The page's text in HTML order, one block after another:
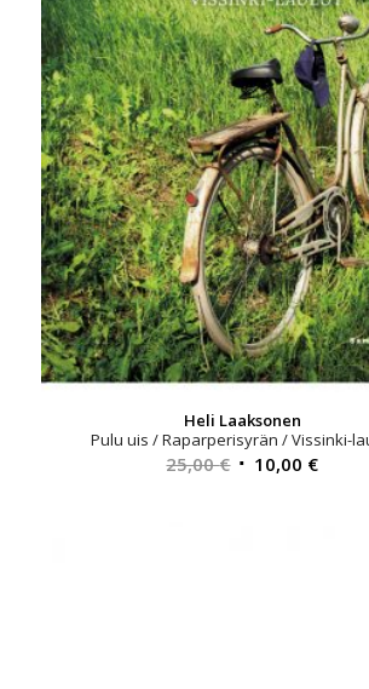
Heli Laaksonen
Pulu uis / Raparperisyrän / Vissinki-
25,00€ Alkuperäinen
10,00 €